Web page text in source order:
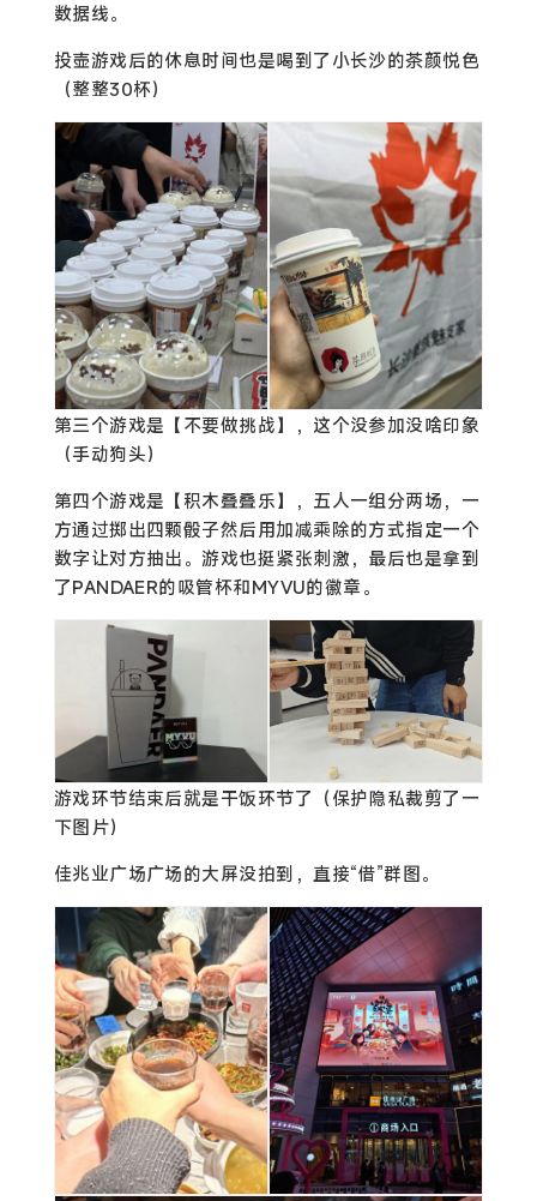
数据线。
投壶游戏后的休息时间也是喝到了小长沙的茶颜悦色
（整整30杯）
第三个游戏是【不要做挑战】，这个没参加没啥印象
（手动狗头）
第四个游戏是【积木叠叠乐】，五人一组分两场，一
方通过掷出四颗骰子然后用加减乘除的方式指定一个
数字让对方抽出。游戏也挺紧张刺激，最后也是拿到
了PANDAER的吸管杯和MYVU的徽章。
游戏环节结束后就是干饭环节了（保护隐私裁剪了一
下图片）
佳兆业广场广场的大屏没拍到，直接“借”群图。